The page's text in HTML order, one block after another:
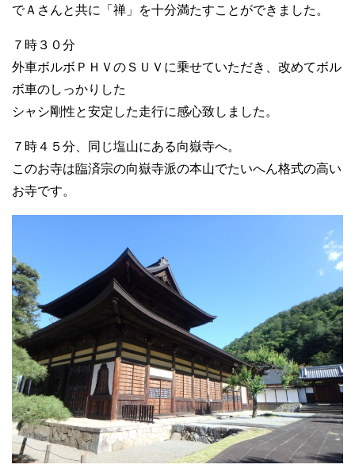
でＡさんと共に「禅」を十分満たすことができました。
７時３０分
外車ボルボＰＨＶのＳＵＶに乗せていただき、改めてボル
ボ車のしっかりした
シャシ剛性と安定した走行に感心致しました。
７時４５分、同じ塩山にある向嶽寺へ。
このお寺は臨済宗の向嶽寺派の本山でたいへん格式の高い
お寺です。